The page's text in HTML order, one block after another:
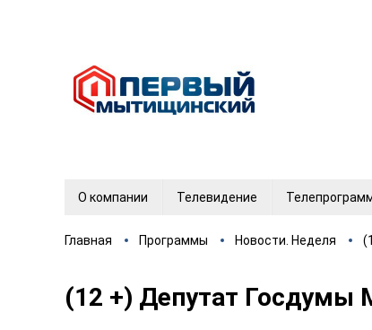
О компании Телевидение
Главная Программы Новости. Неделя
(12 +) Депутат